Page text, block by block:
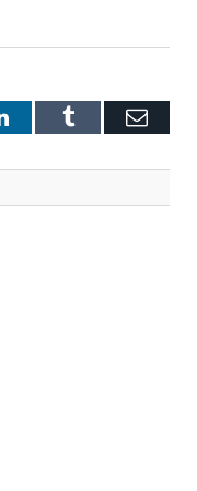
LinkedInTumblr